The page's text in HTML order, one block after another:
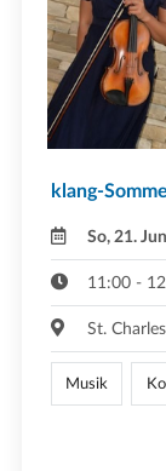
klang-
So, 21.
11:00 -
St.
Musik